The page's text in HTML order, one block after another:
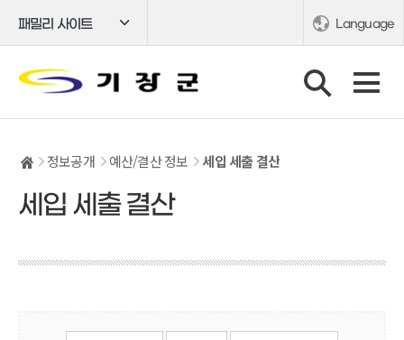
패밀리 사이트 Language
정보공개 예산/결산 정보 세입 세출 결산
세입 세출 결산